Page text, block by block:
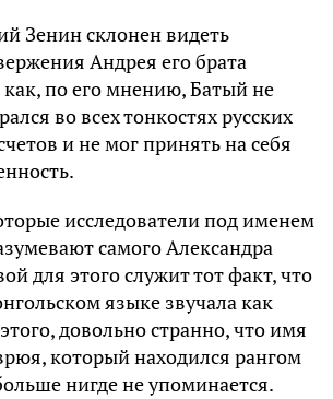
Зенин склонен видеть
Андрея его брата
как, по его мнению, Батый не
во всех тонкостях русских
и не мог принять на себя
исследователи под именем
самого Александра
для этого служит тот факт, что
языке звучала как
довольно странно, что имя
который находился рангом
нигде не упоминается.